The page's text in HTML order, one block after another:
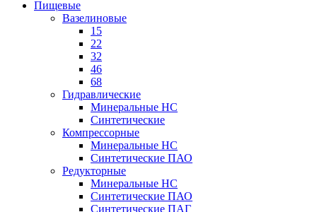
Пищевые
Вазелиновые
15
22
32
46
68
Гидравлические
Минеральные HC
Синтетические
Компрессорные
Минеральные HC
Синтетические ПАО
Редукторные
Минеральные HC
Синтетические ПАО
Синтетические ПАГ